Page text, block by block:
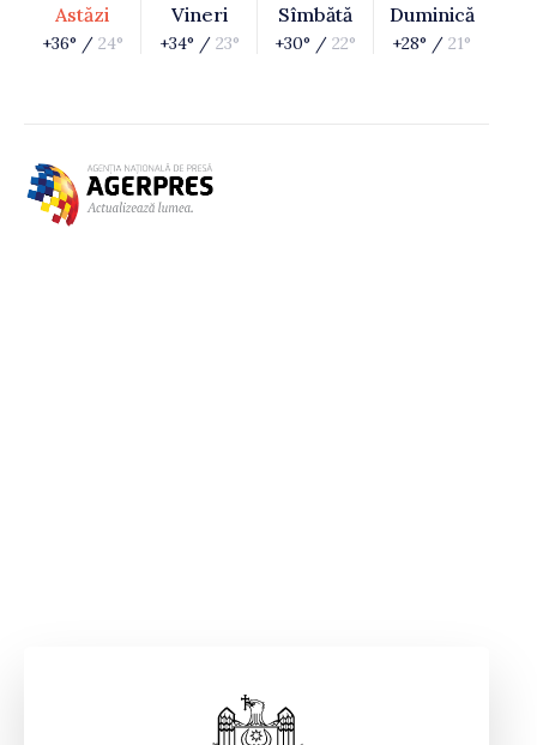
Astăzi
+36° / 24°
Vineri
+34° / 23°
Sîmbătă
+30° / 22°
Duminică
+28° / 21°